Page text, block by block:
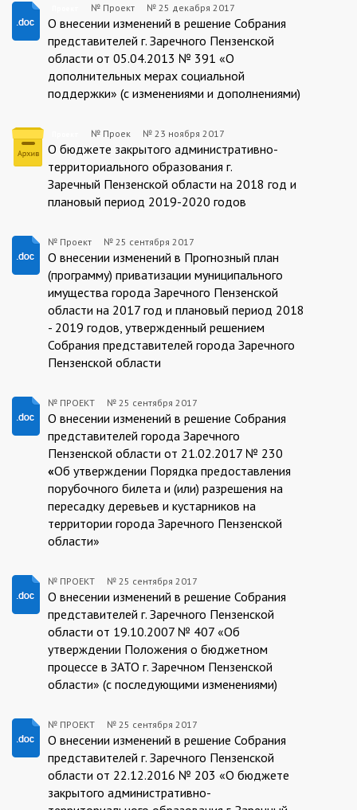
Проект
№ Проект № 25 декабря 2017
О внесении изменений в решение Собрания
представителей г. Заречного Пензенской
области от 05.04.2013 № 391 «О
дополнительных мерах социальной
поддержки» (с изменениями и дополнениями)
Проект
23.11.2017
№ Проек № 23 ноября 2017
О бюджете закрытого административно-
территориального образования г.
Заречный Пензенской области на 2018 год и
плановый период 2019-2020 годов
ПРОЕКТ:2017-
№ Проект № 25 сентября 2017
О внесении изменений в Прогнозный план
(программу) приватизации муниципального
имущества города Заречного Пензенской
области на 2017 год и плановый период 2018
- 2019 годов, утвержденный решением
Собрания представителей города Заречного
Пензенской области
ПРОЕКТ:2017-
№ ПРОЕКТ № 25 сентября 2017
О внесении изменений в решение Собрания
представителей города Заречного
Пензенской области от 21.02.2017 № 230
«Об утверждении Порядка предоставления
порубочного билета и (или) разрешения на
пересадку деревьев и кустарников на
территории города Заречного Пензенской
области»
ПРОЕКТ:2017-
№ ПРОЕКТ № 25 сентября 2017
О внесении изменений в решение Собрания
представителей г. Заречного Пензенской
области от 19.10.2007 № 407 «Об
утверждении Положения о бюджетном
процессе в ЗАТО г. Заречном Пензенской
области» (с последующими изменениями)
ПРОЕКТ:2017-
№ ПРОЕКТ № 25 сентября 2017
О внесении изменений в решение Собрания
представителей г. Заречного Пензенской
области от 22.12.2016 № 203 «О бюджете
закрытого административно-